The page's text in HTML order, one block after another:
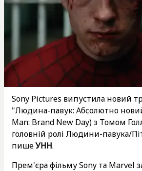
Sony Pictures випустила новий
"Людина-павук: Абсолютно
Man: Brand New Day) з Томом
головній ролі Людини-павука/
пишеУНН.
Прем'єра фільму Sony та Marvel